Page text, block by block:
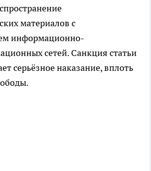
материалов с
информационно-
сетей. Санкция статьи
серьёзное наказание, вплоть